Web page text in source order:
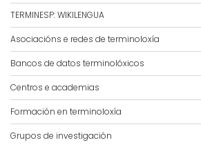
TERMINESP: WIKILENGUA
Asociacións e redes de terminoloxía
Bancos de datos terminolóxicos
Centros e academias
Formación en terminoloxía
Grupos de investigación